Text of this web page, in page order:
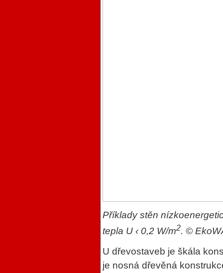
Příklady stěn
tepla U ‹ 0,2 W/m2. ©
U dřevostaveb je škála
je nosná dřevěná